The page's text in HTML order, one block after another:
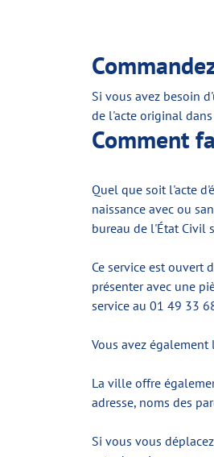
Si vous avez besoin
de l'acte original
Comment
Quel que soit l'acte
naissance avec ou
bureau de l'État Civil
Ce service est ouvert
présenter avec une
service au 01 49 33
Vous avez
La ville offre
adresse, noms des
Si vous vous